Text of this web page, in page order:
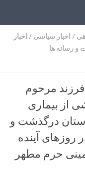
/ اخبار سیاسی / اخبار
و رسانه ها
مرحوم
از بیماری
درگذشت و
آینده
حرم مطهر